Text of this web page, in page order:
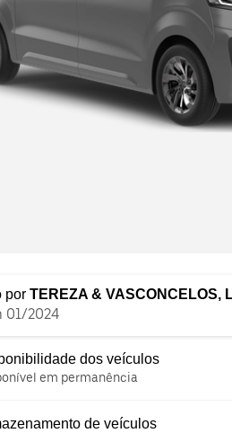
por TEREZA & VASCONCELOS,
01/2024
dos veículos
em permanência
de veículos